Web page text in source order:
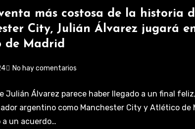
más costosa de la historia
City, Julián Álvarez jugará
de Madrid
No hay comentarios
Julián Álvarez parece haber llegado a un final
argentino como Manchester City y Atlético de
a un acuerdo…